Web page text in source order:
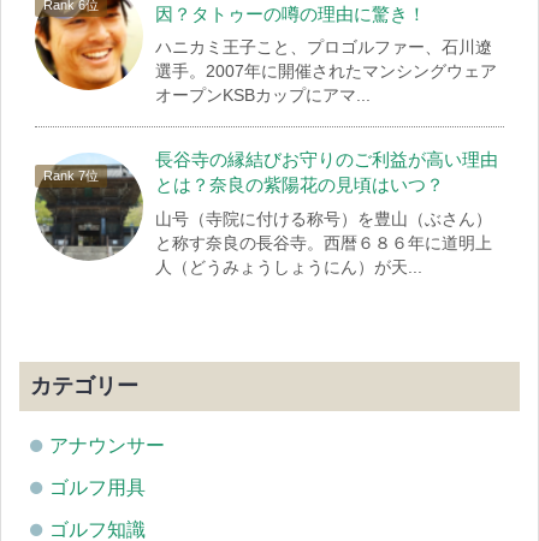
因？タトゥーの噂の理由に驚き！
ハニカミ王子こと、プロゴルファー、石川遼
選手。2007年に開催されたマンシングウェア
オープンKSBカップにアマ...
長谷寺の縁結びお守りのご利益が高い理由
とは？奈良の紫陽花の見頃はいつ？
山号（寺院に付ける称号）を豊山（ぶさん）
と称す奈良の長谷寺。西暦６８６年に道明上
人（どうみょうしょうにん）が天...
カテゴリー
アナウンサー
ゴルフ用具
ゴルフ知識